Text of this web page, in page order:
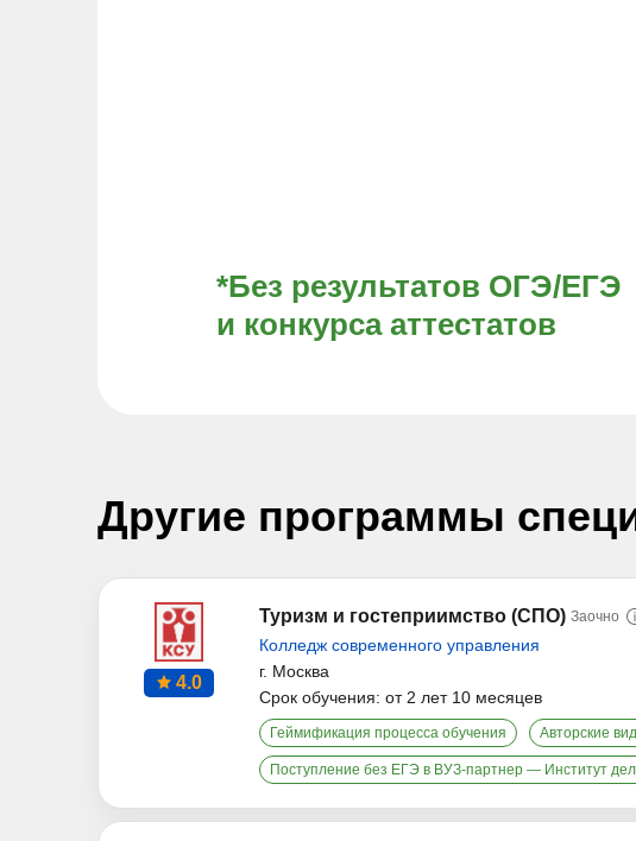
*Без результатов ОГЭ/ЕГЭ
и конкурса аттестатов
Другие программы
4.0
Туризм и гостеприимство (СПО) Заочно
Колледж современного управления
г. Москва
Срок обучения: от 2 лет 10 месяцев
Геймификация процесса обучения Авторские
Поступление без ЕГЭ в ВУЗ-партнер — Институт